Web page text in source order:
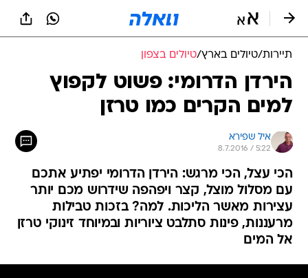
תיירות/טיולים בארץ/טיולים בצפון
הירדן הדרומי: פשוט לקפוץ
למים הקרים כמו טרזן
איל שפירא
8.7.2016 / 5:22
הכי עצל, הכי מרגש: הירדן הדרומי יפתיע אתכם
עם מסלול מוצל, קצר ויפהפה שידרוש מכם יותר
עצירות מאשר הליכות. למה? בזכות טבילות
מרעננות, פינות סתלבט ציוריות ובמיוחד זינוקי טרזן
אל המים